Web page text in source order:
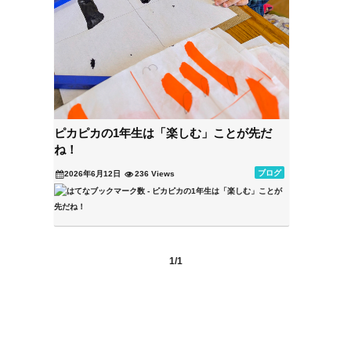
ピカピカの1年生は「楽しむ」ことが先だ
ね！
2026年6月12日 ブログ
236 Views
1/1